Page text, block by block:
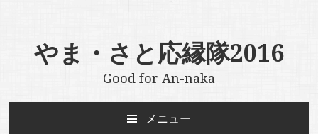
やま・さと応縁隊2016
Good for An-naka
メニュー